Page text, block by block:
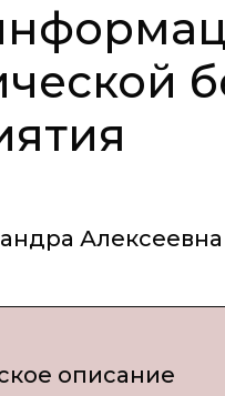
Алексеевна
описание